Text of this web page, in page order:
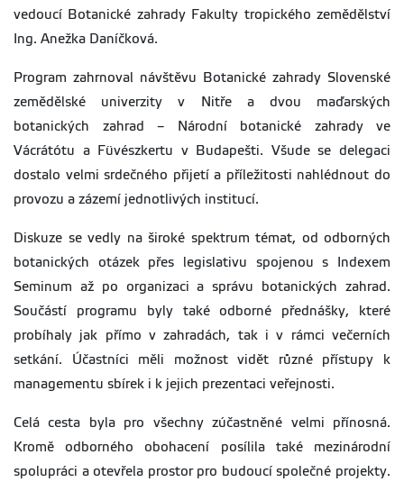
vedoucí Botanické zahrady Fakulty tropického zemědělství
Ing. Anežka Daníčková.
Program zahrnoval návštěvu Botanické zahrady Slovenské
zemědělské univerzity v Nitře a dvou maďarských
botanických zahrad – Národní botanické zahrady ve
Vácrátótu a Füvészkertu v Budapešti. Všude se delegaci
dostalo velmi srdečného přijetí a příležitosti nahlédnout do
provozu a zázemí jednotlivých institucí.
Diskuze se vedly na široké spektrum témat, od odborných
botanických otázek přes legislativu spojenou s Indexem
Seminum až po organizaci a správu botanických zahrad.
Součástí programu byly také odborné přednášky, které
probíhaly jak přímo v zahradách, tak i v rámci večerních
setkání. Účastníci měli možnost vidět různé přístupy k
managementu sbírek i k jejich prezentaci veřejnosti.
Celá cesta byla pro všechny zúčastněné velmi přínosná.
Kromě odborného obohacení posílila také mezinárodní
spolupráci a otevřela prostor pro budoucí společné projekty.